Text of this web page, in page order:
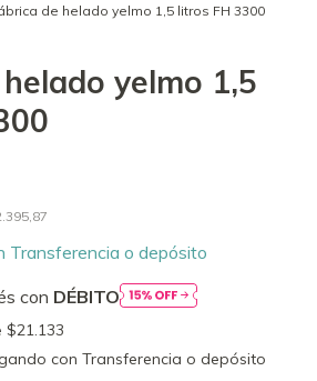
de helado yelmo 1,5 litros FH 3300
yelmo 1,5
Transferencia o depósito
con DÉBITO
$21.133
con Transferencia o depósito